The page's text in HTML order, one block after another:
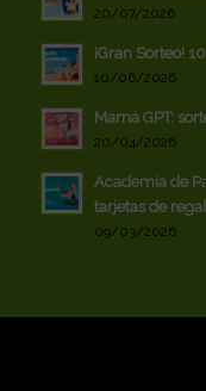
20/07/2026
¡Gran Sorteo!
10/06/2026
Mamá GPT:
20/04/2026
Academia de
tarjetas de
09/03/2026